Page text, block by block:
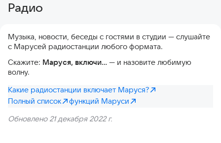
Радио
Музыка, новости, беседы с гостями в студии — слушайте
с Марусей радиостанции любого формата.
Скажите: Маруся, включи… — и назовите любимую
волну.
Какие радиостанции включает Маруся?
Полный список
функций Маруси
Обновлено 21 декабря 2022 г.